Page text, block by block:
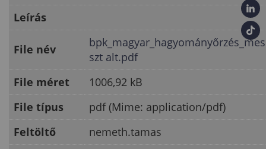
Leírás
File név
szt alt.pdf
File méret
1006,92 kB
File típus
pdf (Mime: application/pdf)
Feltöltő
nemeth.tamas